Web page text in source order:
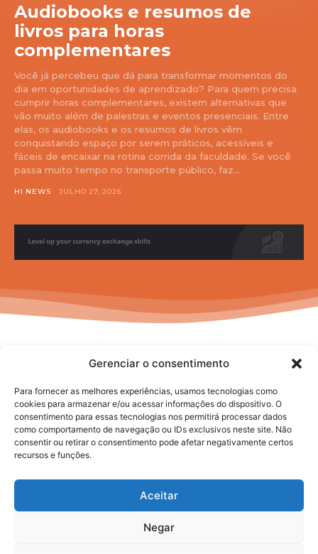
Gerenciar o consentimento
Para fornecer as melhores experiências, usamos tecnologias como
cookies para armazenar e/ou acessar informações do dispositivo. O
consentimento para essas tecnologias nos permitirá processar dados
como comportamento de navegação ou IDs exclusivos neste site. Não
consentir ou retirar o consentimento pode afetar negativamente certos
recursos e funções.
Aceitar
Negar
Audiobooks e resumos de
livros para horas
complementares
Você já percebeu que dá para transformar momentos do
dia em oportunidades de aprendizado? Para quem precisa
cumprir horas complementares, existem alternativas que
vão muito além de palestras e eventos presenciais. Entre
elas, os audiobooks e os resumos de livros vêm
conquistando espaço por serem práticos, acessíveis e
fáceis de encaixar na rotina corrida da faculdade. Se você
passa muito tempo no transporte público, faz...
HI NEWS JULHO 27, 2026
No posts to display